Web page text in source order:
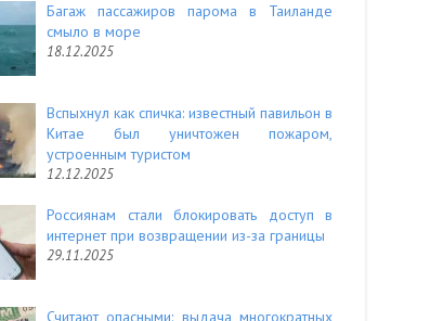
Багаж пассажиров парома в Таиланде
смыло в море
18.12.2025
Вспыхнул как спичка: известный павильон в
Китае был уничтожен пожаром,
устроенным туристом
12.12.2025
Россиянам стали блокировать доступ в
интернет при возвращении из-за границы
29.11.2025
Считают опасными: выдача многократных